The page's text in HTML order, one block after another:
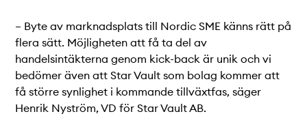
– Byte av marknadsplats till Nordic SME känns rätt på
flera sätt. Möjligheten att få ta del av
handelsintäkterna genom kick-back är unik och vi
bedömer även att Star Vault som bolag kommer att
få större synlighet i kommande tillväxtfas, säger
Henrik Nyström, VD för Star Vault AB.